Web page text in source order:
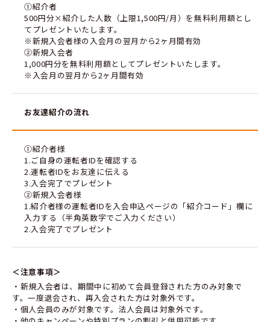
①紹介者
500円分×紹介した人数（上限1,500円/月）を無料利用額とし
てプレゼントいたします。
※新規入会者様の入会月の翌月から2ヶ月間有効
②新規入会者
1,000円分を無料利用額としてプレゼントいたします。
※入会月の翌月から2ヶ月間有効
お友達紹介の流れ
①紹介者様
1.ご自身の運転者IDを確認する
2.運転者IDをお友達に伝える
3.入会完了でプレゼント
②新規入会者様
1.紹介者様の運転者IDを入会申込ページの「紹介コード」欄に
入力する（半角英数字でご入力ください）
2.入会完了でプレゼント
＜注意事項＞
・新規入会者は、期間中に初めて会員登録された方のみ対象で
す。一度退会され、再入会された方は対象外です。
・個人会員のみが対象です。法人会員は対象外です。